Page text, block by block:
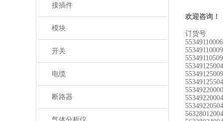
接插件
模块
开关
电缆
断路器
欢迎咨询！
订货号